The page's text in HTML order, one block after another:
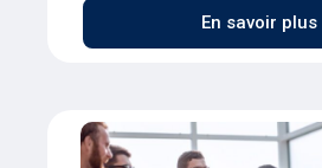
En savoir plus